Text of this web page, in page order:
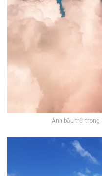
Ảnh bầu trời trong